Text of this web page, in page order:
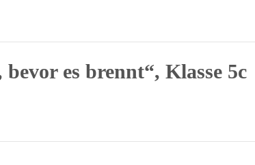
es brennt“, Klasse 5c